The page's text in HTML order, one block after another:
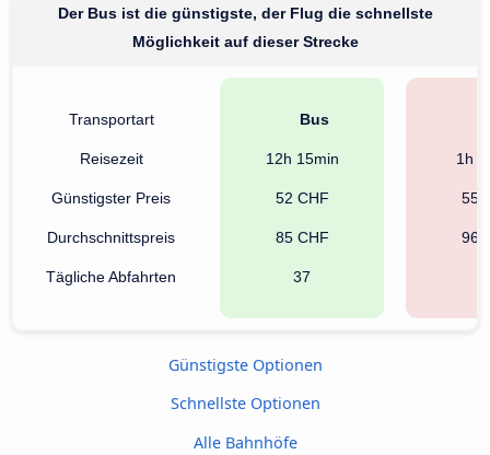
Der Bus ist die günstigste, der Flug die schnellste
Möglichkeit auf dieser Strecke
Transportart
Reisezeit
Günstigster Preis
Durchschnittspreis
Tägliche Abfahrten
Bus
12h 15min
52 CHF
85 CHF
37
1h
55
96
Günstigste Optionen
Schnellste Optionen
Alle Bahnhöfe